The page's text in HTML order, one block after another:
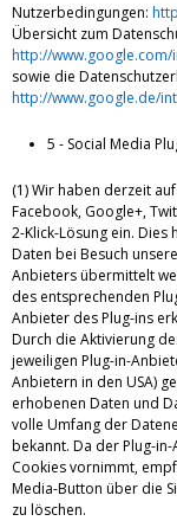
Nutzerbedingungen:
Übersicht zum
http://
sowie die
http://www.google.de/
5 - Social Media
(1) Wir haben derzeit
Facebook, Google+,
2-Klick-Lösung ein.
Daten bei Besuch
Anbieters übermittelt
des entsprechenden
Anbieter des Plug-ins
Durch die Aktivierung
jeweiligen Plug-in-
Anbietern in den USA)
erhobenen Daten und
volle Umfang der
bekannt. Da der Plug-
Cookies vornimmt,
Media-Button über die
zu löschen.